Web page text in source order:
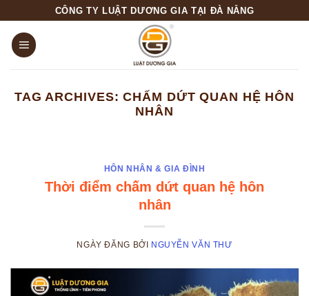
content
CÔNG TY LUẬT DƯƠNG GIA TẠI ĐÀ NẴNG
TAG ARCHIVES:CHẤM DỨT QUAN HỆ HÔN
NHÂN
HÔN NHÂN & GIA ĐÌNH
Thời điểm chấm dứt quan hệ hôn
nhân
NGÀY ĐĂNG BỞI NGUYỄN VĂN THƯ